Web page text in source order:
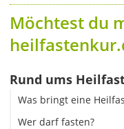
Möchtest du
Rund ums
Was bringt eine
Wer darf fasten?